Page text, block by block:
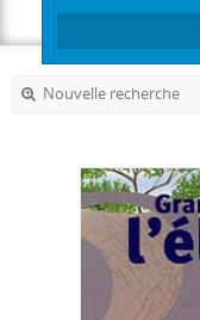
Nouvelle recherche